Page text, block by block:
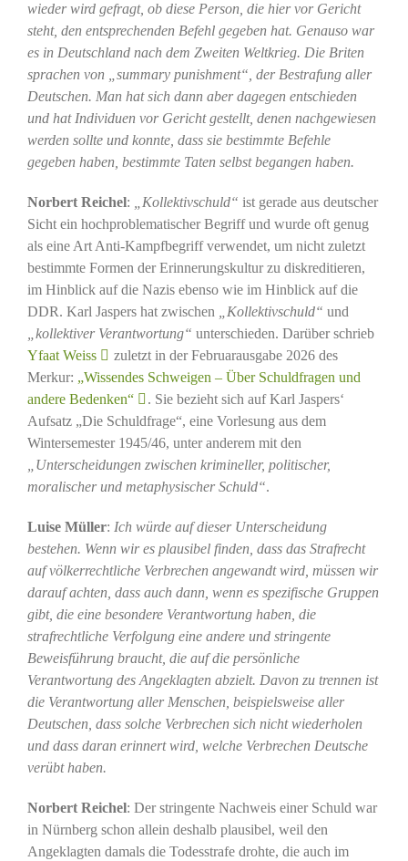
wieder wird gefragt, ob diese Person, die hier vor Gericht
steht, den entsprechenden Befehl gegeben hat. Genauso war
es in Deutschland nach dem Zweiten Weltkrieg. Die Briten
sprachen von „summary punishment“, der Bestrafung aller
Deutschen. Man hat sich dann aber dagegen entschieden
und hat Individuen vor Gericht gestellt, denen nachgewiesen
werden sollte und konnte, dass sie bestimmte Befehle
gegeben haben, bestimmte Taten selbst begangen haben.
Norbert Reichel: „Kollektivschuld“ ist gerade aus deutscher
Sicht ein hochproblematischer Begriff und wurde oft genug
als eine Art Anti-Kampfbegriff verwendet, um nicht zuletzt
bestimmte Formen der Erinnerungskultur zu diskreditieren,
im Hinblick auf die Nazis ebenso wie im Hinblick auf die
DDR. Karl Jaspers hat zwischen
„Kollektivschuld“ und
„kollektiver Verantwortung“ unterschieden. Darüber schrieb
Yfaat Weiss
zuletzt in der Februarausgabe 2026 des
Merkur: „Wissendes Schweigen – Über Schuldfragen und
andere Bedenken“
. Sie bezieht sich auf Karl Jaspers‘
Aufsatz „Die Schuldfrage“, eine Vorlesung aus dem
Wintersemester 1945/46, unter anderem mit den
„Unterscheidungen zwischen krimineller, politischer,
moralischer und metaphysischer Schuld“.
Luise Müller: Ich würde auf dieser Unterscheidung
bestehen. Wenn wir es plausibel finden, dass das Strafrecht
auf völkerrechtliche Verbrechen angewandt wird, müssen wir
darauf achten, dass auch dann, wenn es spezifische Gruppen
gibt, die eine besondere Verantwortung haben, die
strafrechtliche Verfolgung eine andere und stringente
Beweisführung braucht, die auf die persönliche
Verantwortung des Angeklagten abzielt. Davon zu trennen ist
die Verantwortung aller Menschen, beispielsweise aller
Deutschen, dass solche Verbrechen sich nicht wiederholen
und dass daran erinnert wird, welche Verbrechen Deutsche
verübt haben.
Norbert Reichel: Der stringente Nachweis einer Schuld war
in Nürnberg schon allein deshalb plausibel, weil den
Angeklagten damals die Todesstrafe drohte, die auch im